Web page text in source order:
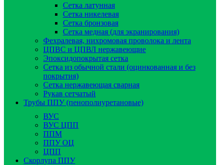
Сетка латунная
Сетка никелевая
Сетка бронзовая
Сетка медная (для экранирования)
Фехралевая, нихромовая проволока и лента
ЦПВС и ЦПВЛ нержавеющие
Эпоксидопокрытая сетка
Сетка из обычной стали (оцинкованная и без
покрытия)
Сетка нержавеющая сварная
Рукав сетчатый
Трубы ППУ (пенополиуретановые)
ВУС
ВУС ЦПП
ППМ
ППУ ОЦ
ЦПП
Скорлупа ППУ